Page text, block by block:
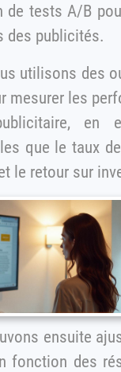
de tests A/B
des publicités.
et
performances de la
en
coût
ensuite
fonction des